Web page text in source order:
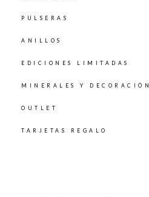
PULSERAS
ANILLOS
EDICIONES LIMITADAS
MINERALES Y DECORACIÓN
OUTLET
TARJETAS REGALO